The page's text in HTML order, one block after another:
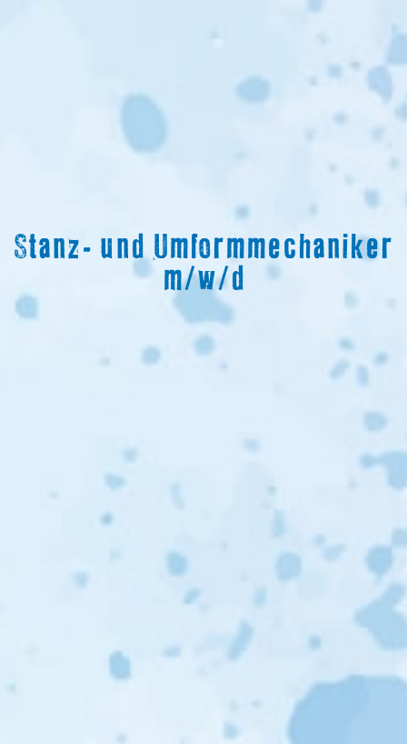
Stanz- und Umformmechaniker
m/w/d